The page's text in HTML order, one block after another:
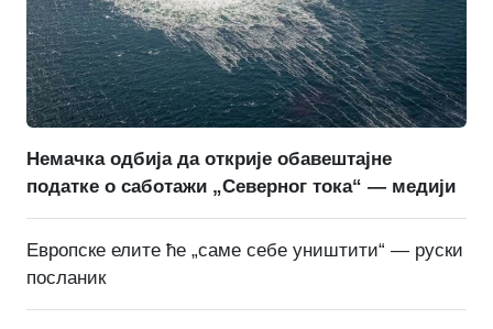
Немачка одбија да открије обавештајне
податке о саботажи „Северног тока“ — медији
Европске елите ће „саме себе уништити“ — руски
посланик